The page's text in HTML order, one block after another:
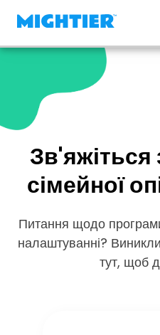
сімейної
Питання щодо
налаштуванні?
тут, щоб